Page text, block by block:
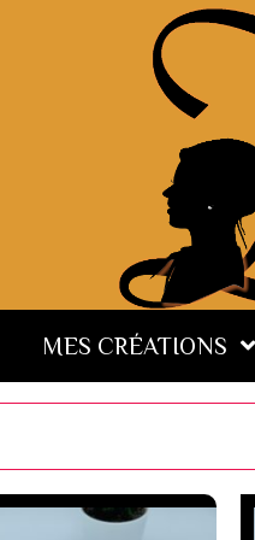
MES CRÉATIONS